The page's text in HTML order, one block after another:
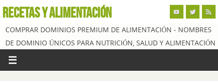
RECETAS Y ALIMENTACIÓN
COMPRAR DOMINIOS PREMIUM DE ALIMENTACIÓN - NOMBRES
DE DOMINIO ÚNICOS PARA NUTRICIÓN, SALUD Y ALIMENTACIÓN